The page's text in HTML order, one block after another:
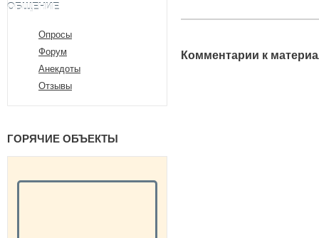
ОБЩЕНИЕ
Опросы
Форум
Анекдоты
Отзывы
ГОРЯЧИЕ ОБЪЕКТЫ
Комментарии к